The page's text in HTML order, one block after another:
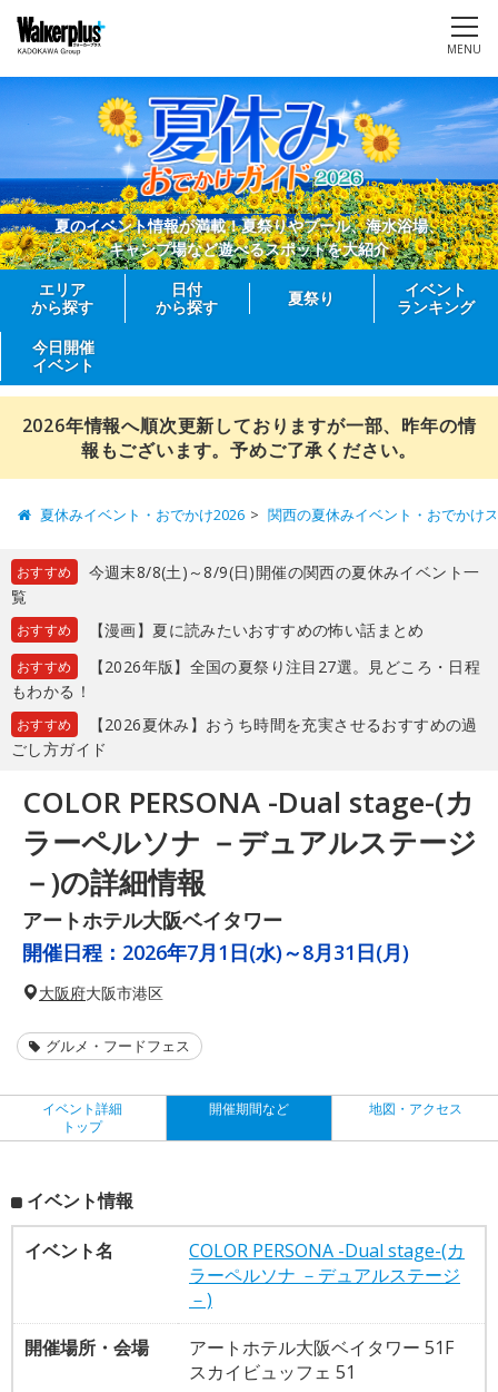
MENU
夏のイベント情報が満載！夏祭りやプール、海水浴場、
キャンプ場など遊べるスポットを大紹介
エリア
から探す
日付
から探す
夏祭り
イベント
ランキング
今日開催
イベント
2026年情報へ順次更新しておりますが一部、昨年の情
報もございます。予めご了承ください。
夏休みイベント・おでかけ2026 関西の夏休みイベント・おでかけ
おすすめ
今週末8/8(土)～8/9(日)開催の関西の夏休みイベント一
覧
おすすめ 【漫画】夏に読みたいおすすめの怖い話まとめ
おすすめ
【2026年版】全国の夏祭り注目27選。見どころ・日程
もわかる！
おすすめ
【2026夏休み】おうち時間を充実させるおすすめの過
ごし方ガイド
COLOR PERSONA -Dual stage-(カ
ラーペルソナ －デュアルステージ
－)の詳細情報
アートホテル大阪ベイタワー
開催日程： 2026年7月1日(水)～8月31日(月)
大阪府大阪市港区
グルメ・フードフェス
イベント詳細
トップ
開催期間など 地図・アクセス
イベント情報
イベント名
COLOR PERSONA -Dual stage-(カ
ラーペルソナ －デュアルステージ
－)
開催場所・会場
アートホテル大阪ベイタワー 51F
スカイビュッフェ 51